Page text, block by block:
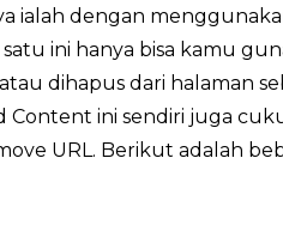
ialah dengan
ini hanya bisa kamu
dihapus dari halaman
ini sendiri juga
URL. Berikut adalah